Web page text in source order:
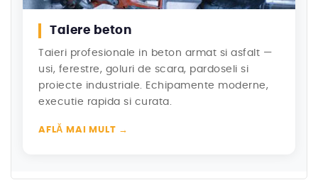
Taiere beton
Taieri profesionale in beton armat si asfalt —
usi, ferestre, goluri de scara, pardoseli si
proiecte industriale. Echipamente moderne,
executie rapida si curata.
AFLĂ MAI MULT →